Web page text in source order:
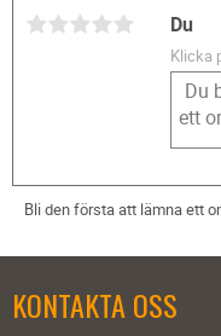
Du
Klicka
Bli den första att lämna ett
KONTAKTA OSS